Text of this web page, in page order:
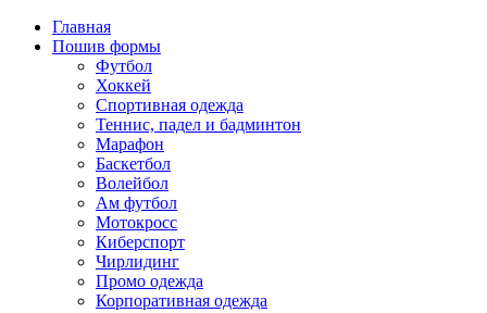
Главная
Пошив формы
Футбол
Хоккей
Спортивная одежда
Теннис, падел и бадминтон
Марафон
Баскетбол
Волейбол
Ам футбол
Мотокросс
Киберспорт
Чирлидинг
Промо одежда
Корпоративная одежда